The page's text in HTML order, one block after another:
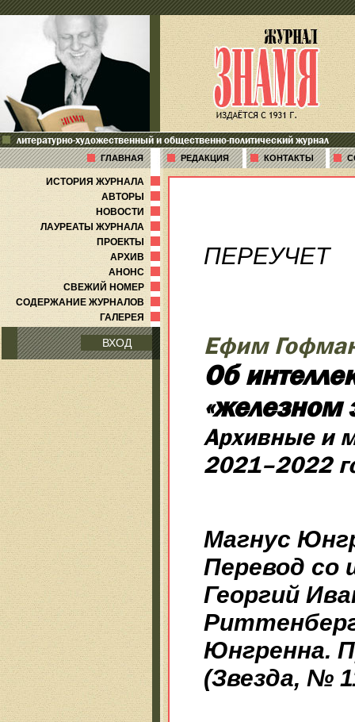
литературно-художественный и общественно-политический журнал
ГЛАВНАЯ РЕДАКЦИЯ КОНТАКТЫ
ИСТОРИЯ ЖУРНАЛА
АВТОРЫ
НОВОСТИ
ЛАУРЕАТЫ ЖУРНАЛА
ПРОЕКТЫ
АРХИВ
АНОНС
СВЕЖИЙ НОМЕР
СОДЕРЖАНИЕ ЖУРНАЛОВ
ГАЛЕРЕЯ
ВХОД
ПЕРЕУЧЕТ
Ефим
Об
«железном
Архивные и
2021–2022
Магнус
Перевод со
Георгий
Юнгренна.
(Звезда, №